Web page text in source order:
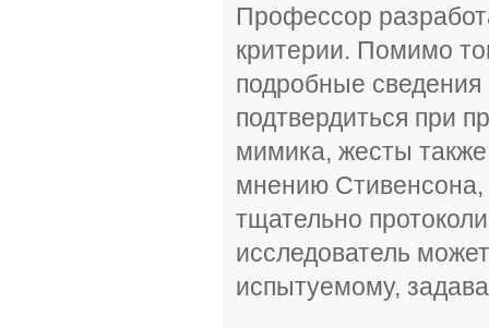
Профессор
критерии. Помимо
подробные
подтвердиться при
мимика, жесты
мнению Стивенсона,
тщательно
исследователь
испытуемому,